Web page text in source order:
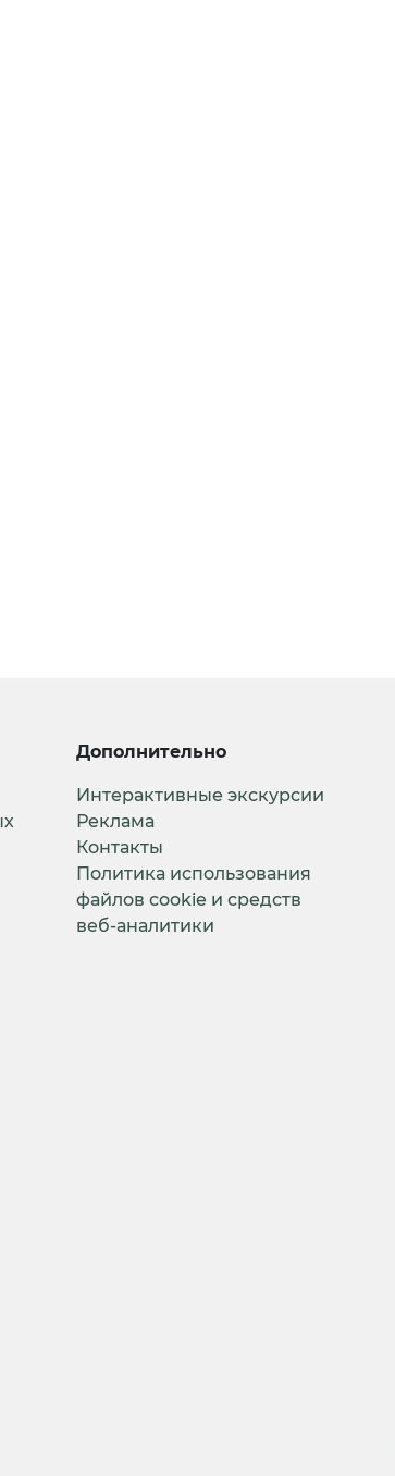
Дополнительно
Интерактивные экскурсии
Реклама
Контакты
Политика использования
файлов cookie и средств
веб-аналитики